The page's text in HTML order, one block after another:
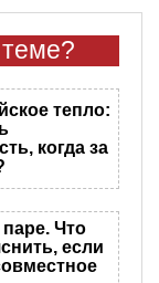
тепло:
когда за
Что
если